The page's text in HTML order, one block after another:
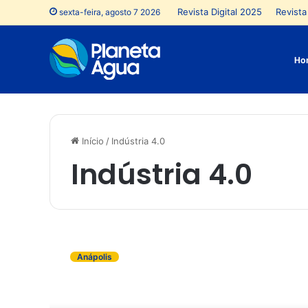
sexta-feira, agosto 7 2026 Revista Digital 2025
Início / Indústria 4.0
Indústria 4.0
Anápolis